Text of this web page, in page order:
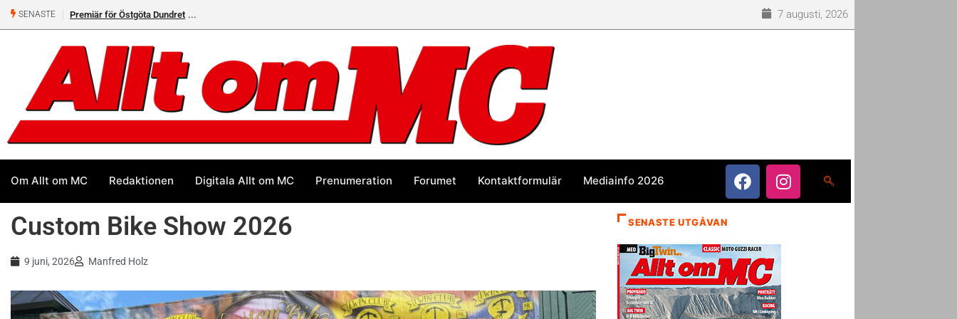
SENASTE Helsvarta Deadwood – Ny cruiser från H-D 7 augusti, 2026
Om Allt om MC Redaktionen Digitala Allt om MC Prenumeration Forumet Kontaktformulär Mediainfo 2026
Custom Bike Show 2026
9 juni, 2026 Manfred Holz
SENASTE UTGÅVAN